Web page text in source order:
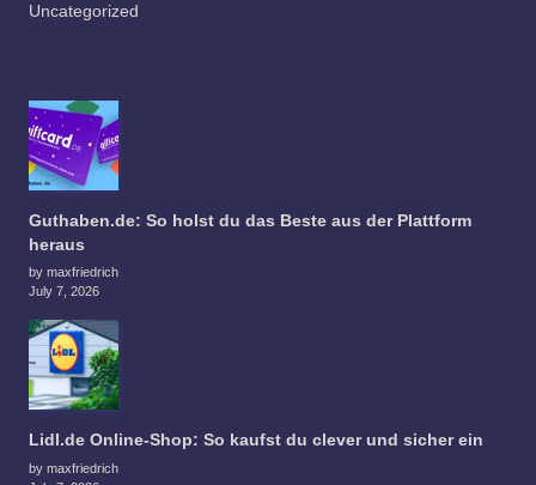
Uncategorized
Guthaben.de: So holst du das Beste aus der Plattform
heraus
by maxfriedrich
July 7, 2026
Lidl.de Online-Shop: So kaufst du clever und sicher ein
by maxfriedrich